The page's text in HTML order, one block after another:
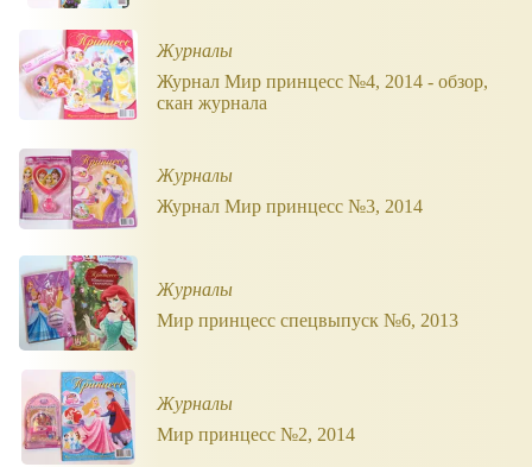
Журналы
Журнал Мир принцесс №4, 2014 - обзор,
скан журнала
Журналы
Журнал Мир принцесс №3, 2014
Журналы
Мир принцесс спецвыпуск №6, 2013
Журналы
Мир принцесс №2, 2014